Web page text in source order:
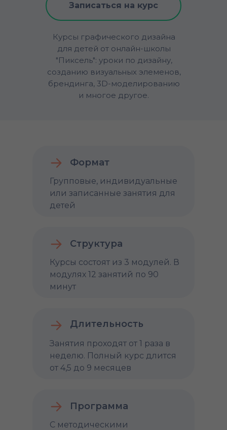
Курсы графического дизайна
для детей от онлайн-школы
"Пиксель": уроки по дизайну,
созданию визуальных элеменов,
брендинга, 3D-моделированию
и многое другое.
Записаться на курс
Структура
Курсы состоят из 3 модулей. В
модулях 12 занятий по 90
минут
Занятия проходят от 1 раза в
неделю. Полный курс длится
от 4,5 до 9 месяцев
С методическими
Формат
Групповые, индивидуальные
или записанные занятия для
детей
Программа
Длительность